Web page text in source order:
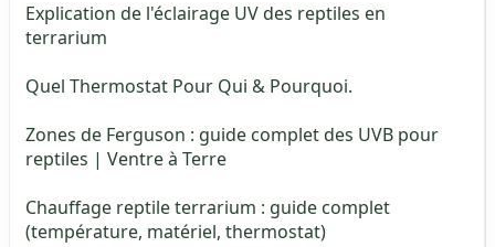
Explication de l'éclairage UV des reptiles en
terrarium
Quel Thermostat Pour Qui & Pourquoi.
Zones de Ferguson : guide complet des UVB pour
reptiles | Ventre à Terre
Chauffage reptile terrarium : guide complet
(température, matériel, thermostat)